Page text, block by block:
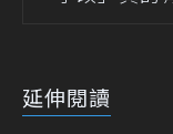
延伸閱讀